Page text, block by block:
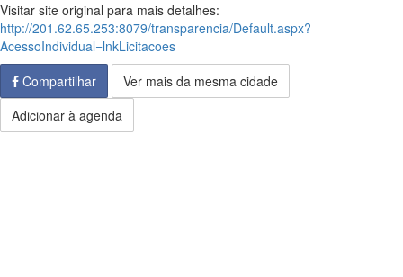
Visitar site original para mais detalhes:
http://201.62.65.253:8079/transparencia/Default.aspx?
AcessoIndividual=lnkLicitacoes
Compartilhar
Ver mais da mesma cidade
Adicionar à agenda